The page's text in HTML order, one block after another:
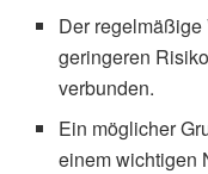
Der
geringeren
verbunden.
Ein möglicher
einem wichtigen